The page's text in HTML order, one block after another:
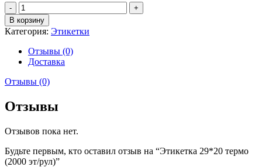
Количество
товара
Этикетка
29*20
термо
(2000
эт/
рул)
В корзину
Категория: Этикетки
Отзывы (0)
Доставка
Отзывы (0)
Отзывы
Отзывов пока нет.
Будьте первым, кто оставил отзыв на “Этикетка 29*20 термо
(2000 эт/рул)”